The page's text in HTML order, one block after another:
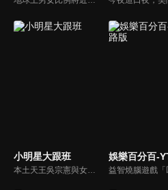
小明星大跟班
本土天王吳宗憲與女兒吳姍儒（Sandy）搭檔主持，每集邀請來賓暢談演藝圈大小事，父女檔聯手笑果十足，老梗搭上新世代，最新組合強勢登場！